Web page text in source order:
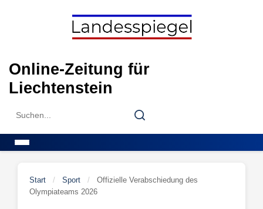
Online-Zeitung für
Liechtenstein
Search
Search
Start / Sport /
Offizielle Verabschiedung des
Olympiateams 2026